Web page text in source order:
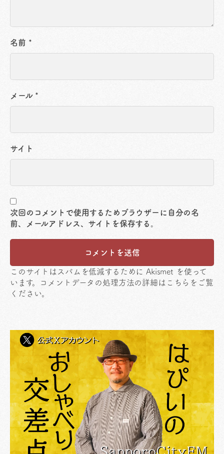
名前 *
メール *
サイト
次回のコメントで使用するためブラウザーに自分の名
前、メールアドレス、サイトを保存する。
このサイトはスパムを低減するために Akismet を使って
います。
コメントデータの処理方法の詳細はこちらをご覧
ください。